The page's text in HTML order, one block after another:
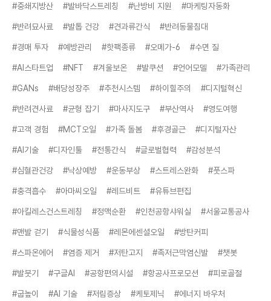
#중쇄지방산 #발바닥스트레칭 #난방비 지원 #마케팅자동화
#반려묘사료 #발톱 건강 #견과류간식 #반려동물침대
#경매 투자 #예방관리 #핫팩종류 #오메가-6 #수면 질
#AI스타트업 #NFT #겨울보온 #발쿠션 #언어모델 #가족관리
#GANs #배당성장주 #추천시스템 #하이힐주의 #디지털혁신
#반려견사료 #균형 잡기 #마사지도구 #부산역사 #영도여행
#고객 경험 #MCT오일 #가족 돌봄 #후경골근 #디지털자산
#AI기술 #디자인툴 #전통간식 #글로벌협력 #감성분석
#심혈관건강 #낙상예방 #운동부상 #스트레스완화 #풋스파
#충격흡수 #아마씨오일 #레드비트 #유튜브편집
#아킬레스건스트레칭 #정맥순환 #인천공항샤워실 #서울교통공사
#맨발 걷기 #식물성식품 #레몬에센셜오일 #방탄커피
#스파온에어 #염증 제거 #저탄고지 #족저근막염신발 #챗봇
#발붓기 #구글AI #공항편의시설 #항공사프로모션 #피로골절
#굽높이 #AI 기술 #저림증상 #케토제닉 #에너지 바우처